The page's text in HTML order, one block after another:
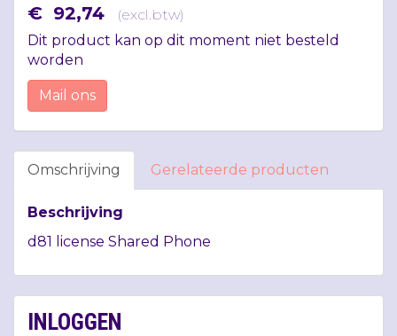
€ 92,74 (excl.btw)
Dit product kan op dit moment niet besteld
worden
Mail ons
Omschrijving Gerelateerde producten
Beschrijving
d81 license Shared Phone
INLOGGEN